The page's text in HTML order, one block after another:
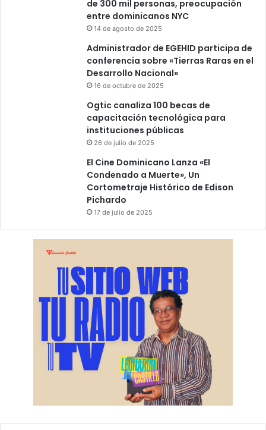
de 300 mil personas, preocupación
entre dominicanos NYC
14 de agosto de 2025
Administrador de EGEHID participa de
conferencia sobre «Tierras Raras en el
Desarrollo Nacional»
16 de octubre de 2025
Ogtic canaliza 100 becas de
capacitación tecnológica para
instituciones públicas
26 de julio de 2025
El Cine Dominicano Lanza «El
Condenado a Muerte», Un
Cortometraje Histórico de Edison
Pichardo
17 de julio de 2025